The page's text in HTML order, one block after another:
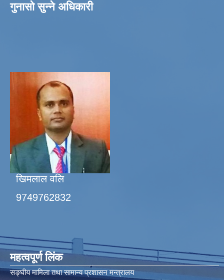
गुनासो सुन्ने अधिकारी
खिमलाल वलि
9749762832
महत्वपूर्ण लिंक
सङ्घीय मामिला तथा सामान्य प्रशासन मन्त्रालय